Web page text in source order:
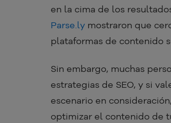
en la cima de los
Parse.ly mostraron que
plataformas de contenido
Sin embargo, muchas
estrategias de SEO, y si
escenario en
optimizar el contenido de